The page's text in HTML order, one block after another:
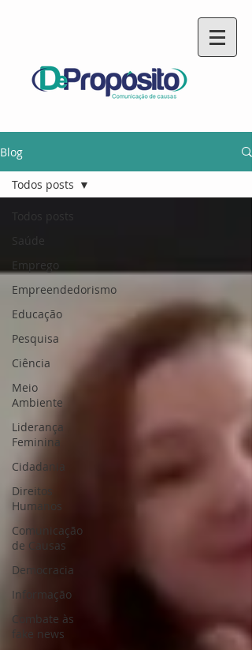
Blog
Todos posts
Saúde
Emprego
Empreendedorismo
Educação
Pesquisa
Ciência
Meio
Ambiente
Liderança
Feminina
Cidadania
Direitos
Humanos
Comunicação
de Causas
Democracia
Informação
Combate às
fake news
Todos posts